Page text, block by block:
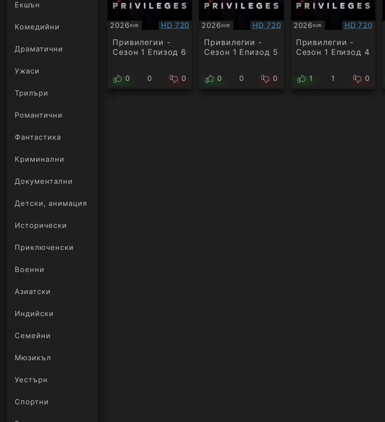
Екшън
Комедийни
Драматични
Ужаси
Трилъри
онлайн
Романтични
Фантастика
Криминални
Документални
Детски, анимация
Исторически
Приключенски
Военни
Азиатски
Индийски
Семейни
Мюзикъл
Уестърн
Спортни
2026SUB
Субтитри Качество:
HD 720
Привилегии -
Сезон 1 Епизод 6
0 0 0
2026SUB
Субтитри Качество:
HD 720
Привилегии -
Сезон 1 Епизод 5
0 0 0
2026SUB
Субтитри Качество:
HD 720
Привилегии -
Сезон 1 Епизод 4
1 1 0